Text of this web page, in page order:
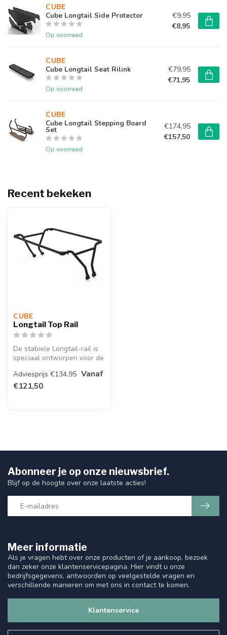
CUBE
Cube Longtail Side Protector
Op voorraad
€9,95
€8,95
CUBE
Cube Longtail Seat Rilink
Op voorraad
€79,95
€71,95
CUBE
Cube Longtail Stepping Board
Set
Op voorraad
€174,95
€157,50
Recent bekeken
CUBE
Longtail Top Rail
De stabiele Longtail-rail is
speciaal ontworpen voor de
Adviesprijs €134,95 Vanaf
€121,50
Meer informatie
Als je vragen hebt over onze producten of je aankoop, bezoek
dan zeker onze klantenservicepagina. Hier vindt u onze
bedrijfsgegevens, antwoorden op veelgestelde vragen en
verschillende manieren om met ons in contact te komen.
Klantenservice
Abonneer je op onze nieuwsbrief.
Blijf op de hoogte over onze laatste acties!